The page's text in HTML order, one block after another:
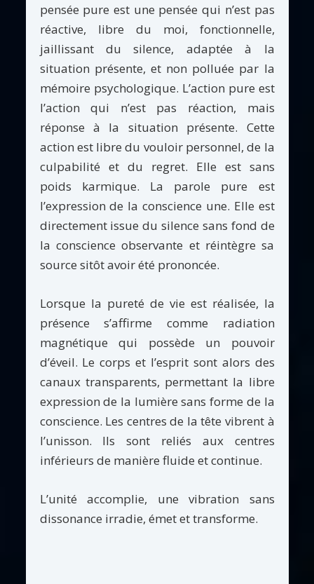
pensée pure est une pensée qui n’est pas
réactive, libre du moi, fonctionnelle,
jaillissant du silence, adaptée à la
situation présente, et non polluée par la
mémoire psychologique. L’action pure est
l’action qui n’est pas réaction, mais
réponse à la situation présente. Cette
action est libre du vouloir personnel, de la
culpabilité et du regret. Elle est sans
poids karmique. La parole pure est
l’expression de la conscience une. Elle est
directement issue du silence sans fond de
la conscience observante et réintègre sa
source sitôt avoir été prononcée.
Lorsque la pureté de vie est réalisée, la
présence s’affirme comme radiation
magnétique qui possède un pouvoir
d’éveil. Le corps et l’esprit sont alors des
canaux transparents, permettant la libre
expression de la lumière sans forme de la
conscience. Les centres de la tête vibrent à
l’unisson. Ils sont reliés aux centres
inférieurs de manière fluide et continue.
L’unité accomplie, une vibration sans
dissonance irradie, émet et transforme.